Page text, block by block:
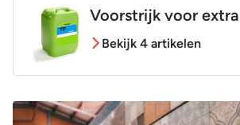
Voorstrijk voor
Bekijk 4 artikelen